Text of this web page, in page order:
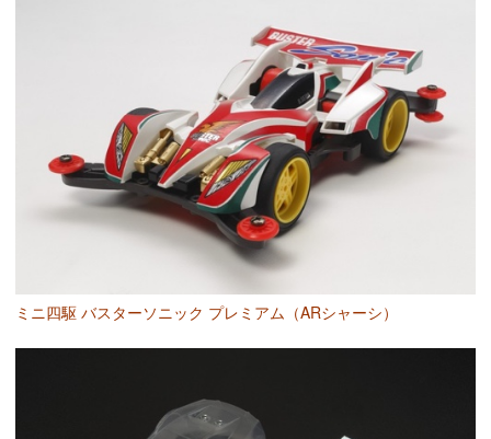
ミニ四駆 バスターソニック プレミアム（ARシャーシ）